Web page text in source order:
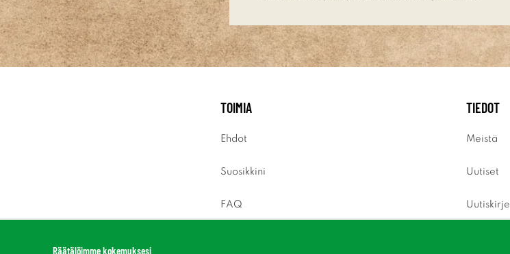
TOIMIA
Ehdot
Suosikkini
FAQ
TIEDOT
Meistä
Uutiset
Uutiskirje
Räätälöimme kokemuksesi